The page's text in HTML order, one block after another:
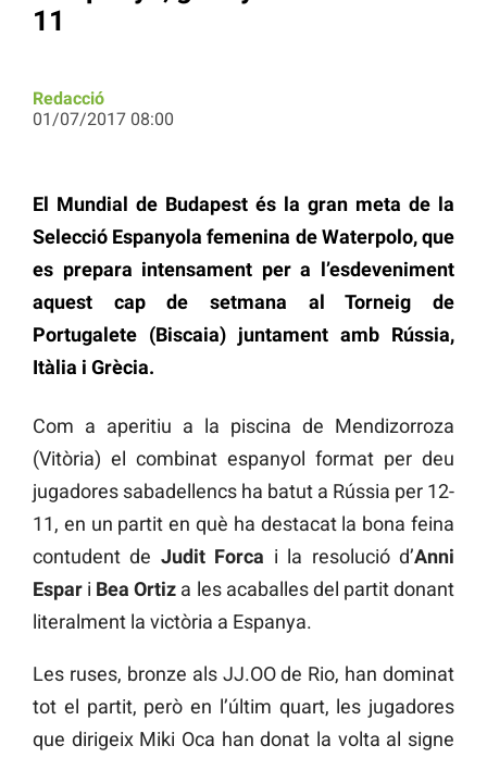
11
Redacció
01/07/2017 08:00
El Mundial de Budapest és la gran meta de la
Selecció Espanyola femenina de Waterpolo, que
es prepara intensament per a l’esdeveniment
aquest cap de setmana al Torneig de
Portugalete (Biscaia) juntament amb Rússia,
Itàlia i Grècia.
Com a aperitiu a la piscina de Mendizorroza
(Vitòria) el combinat espanyol format per deu
jugadores sabadellencs ha batut a Rússia per 12-
11, en un partit en què ha destacat la bona feina
contudent de Judit Forca i la resolució d’Anni
Espar i Bea Ortiz a les acaballes del partit donant
literalment la victòria a Espanya.
Les ruses, bronze als JJ.OO de Rio, han dominat
tot el partit, però en l’últim quart, les jugadores
que dirigeix ​​Miki Oca han donat la volta al signe